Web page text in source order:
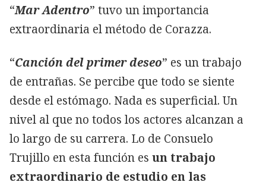
“Mar Adentro” tuvo un importancia
extraordinaria el método de Corazza.
“Canción del primer deseo” es un trabajo
de entrañas. Se percibe que todo se siente
desde el estómago. Nada es superficial. Un
nivel al que no todos los actores alcanzan a
lo largo de su carrera. Lo de Consuelo
Trujillo en esta función es un trabajo
extraordinario de estudio en las